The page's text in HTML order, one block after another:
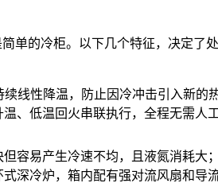
单的冷柜。以下几个特征，决定了处
线性降温，防止因冷冲击引入新
、低温回火串联执行，全程无需人工
容易产生冷速不均，且液氮消耗
深冷炉，箱内配有强对流风扇和导